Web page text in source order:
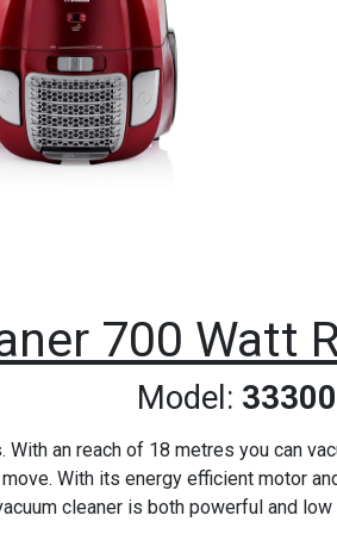
700 Watt
Model:
an reach of 18 metres you can
With its energy efficient motor
cleaner is both powerful and low